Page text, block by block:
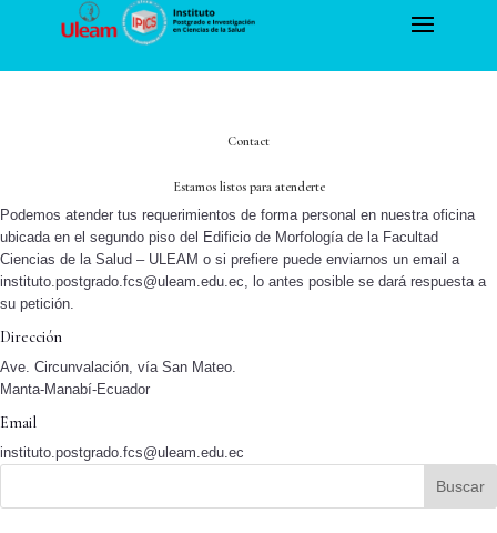
Contact
Estamos listos para atenderte
Podemos atender tus requerimientos de forma personal en nuestra oficina
ubicada en el segundo piso del Edificio de Morfología de la Facultad
Ciencias de la Salud – ULEAM o si prefiere puede enviarnos un email a
instituto.postgrado.fcs@uleam.edu.ec, lo antes posible se dará respuesta a
su petición.
Dirección
Ave. Circunvalación, vía San Mateo.
Manta-Manabí-Ecuador
Email
instituto.postgrado.fcs@uleam.edu.ec
Buscar